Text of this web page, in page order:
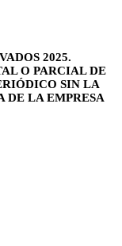
2025.
O PARCIAL DE
SIN LA
DE LA EMPRESA